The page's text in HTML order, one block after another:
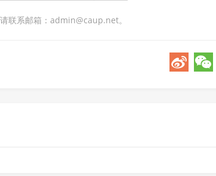
联系邮箱：admin@caup.net。